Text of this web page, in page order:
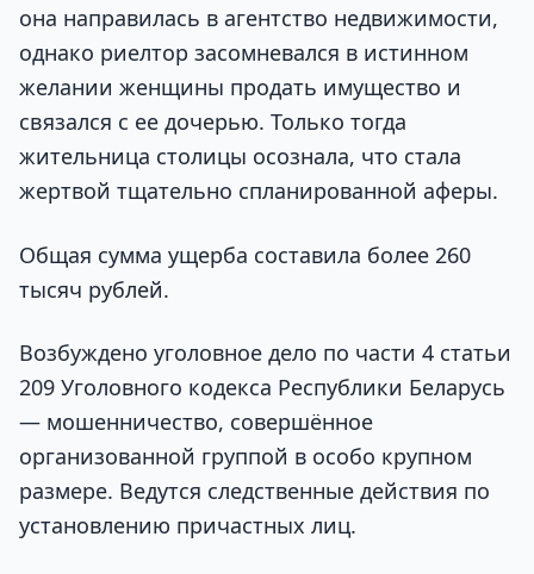
она направилась в агентство недвижимости,
однако риелтор засомневался в истинном
желании женщины продать имущество и
связался с ее дочерью. Только тогда
жительница столицы осознала, что стала
жертвой тщательно спланированной аферы.
Общая сумма ущерба составила более 260
тысяч рублей.
Возбуждено уголовное дело по части 4 статьи
209 Уголовного кодекса Республики Беларусь
— мошенничество, совершённое
организованной группой в особо крупном
размере. Ведутся следственные действия по
установлению причастных лиц.